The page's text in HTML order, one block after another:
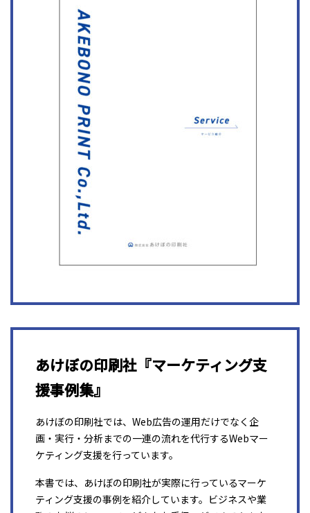
あけぼの印刷社『マーケティング支
援事例集』
あけぼの印刷社では、Web広告の運用だけでなく企
画・実行・分析までの一連の流れを代行するWebマー
ケティング支援を行っています。
本書では、あけぼの印刷社が実際に行っているマーケ
ティング支援の事例を紹介しています。ビジネスや業